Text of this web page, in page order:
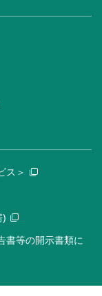
ス＞
)
書等の開示書類に